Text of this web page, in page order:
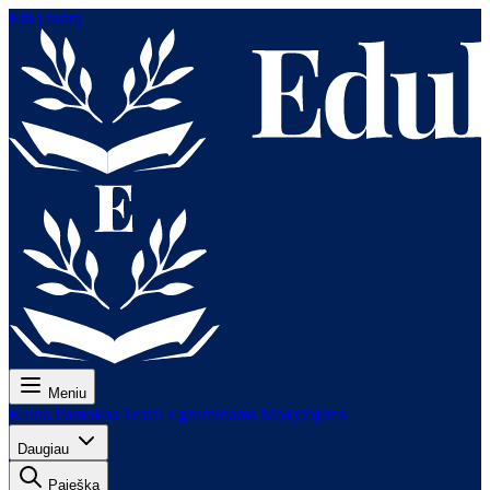
Eiti į turinį
Meniu
Kaina Pamokos Testai Egzaminams Mokytojams
Daugiau
Paieška